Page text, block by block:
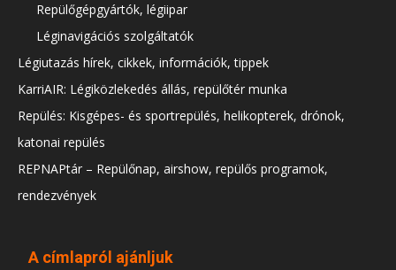
Repülőgépgyártók, légiipar
Léginavigációs szolgáltatók
Légiutazás hírek, cikkek, információk, tippek
KarriAIR: Légiközlekedés állás, repülőtér munka
Repülés: Kisgépes- és sportrepülés, helikopterek, drónok,
katonai repülés
REPNAPtár – Repülőnap, airshow, repülős programok,
rendezvények
A címlapról ajánljuk